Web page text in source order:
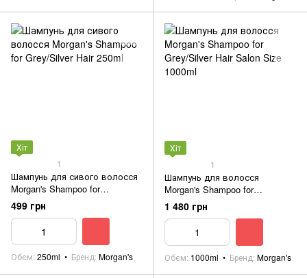
Хіт
1
Шампунь для сивого волосся
Morgan's Shampoo for
Grey/Silver Hair 250ml
499 грн
Обєм 250ml Бренд Morgan's
Хіт
1
Шампунь для волосся
Morgan's Shampoo for
Grey/Silver Hair Salon Size
1000ml
1 480 грн
Обєм 1000ml Бренд Morgan's